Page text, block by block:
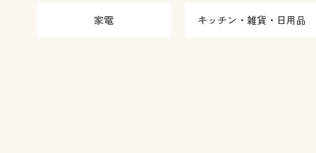
家電 キッチン・雑貨・日用品